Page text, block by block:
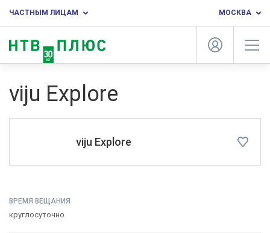
ЧАСТНЫМ ЛИЦАМ МОСКВА
viju Explore
viju Explore
ВРЕМЯ ВЕЩАНИЯ
круглосуточно